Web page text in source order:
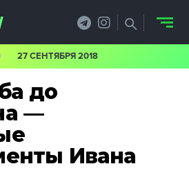
до
—
Ивана
27 СЕНТЯБРЯ 2018
НОВОСТИ
КЕЙСЫ